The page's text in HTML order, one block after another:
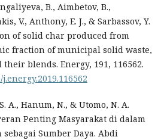
B., Aimbetov, B.,
V., Anthony, E. J., & Sarbassov, Y.
of solid char produced from
fraction of municipal solid waste,
blends. Energy, 191, 116562.
A., Hanum, N., & Utomo, N. A.
Penting Masyarakat di dalam
sebagai Sumber Daya. Abdi